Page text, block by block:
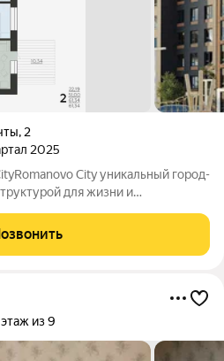
, 2
2025
City уникальный город-
для жизни и
общая площадь 100 га.
населения
этаж из 9